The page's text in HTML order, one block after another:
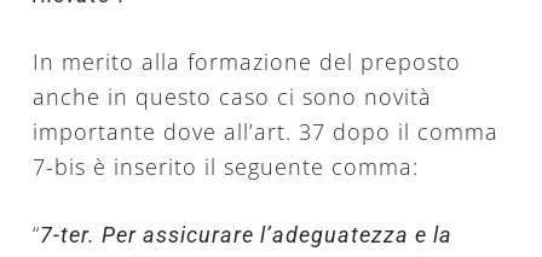
In merito alla formazione del preposto
anche in questo caso ci sono novità
importante dove all’art. 37 dopo il comma
7-bis è inserito il seguente comma:
“7-ter. Per assicurare l’adeguatezza e la